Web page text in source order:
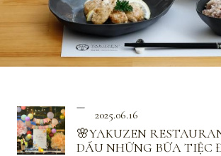
2025.06.16
🌸YAKUZEN
DẤU NHỮNG BỮA TIỆC